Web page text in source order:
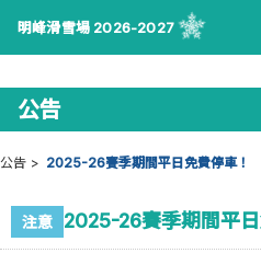
明峰滑雪場 2026-2027
公告
公告 2025-26賽季期間平日免費停車！
注意 2025-26賽季期間平日